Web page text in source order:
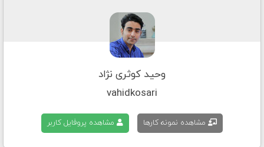
وحید کوثری نژاد
vahidkosari
مشاهده نمونه کارها مشاهده پروفایل کاربر